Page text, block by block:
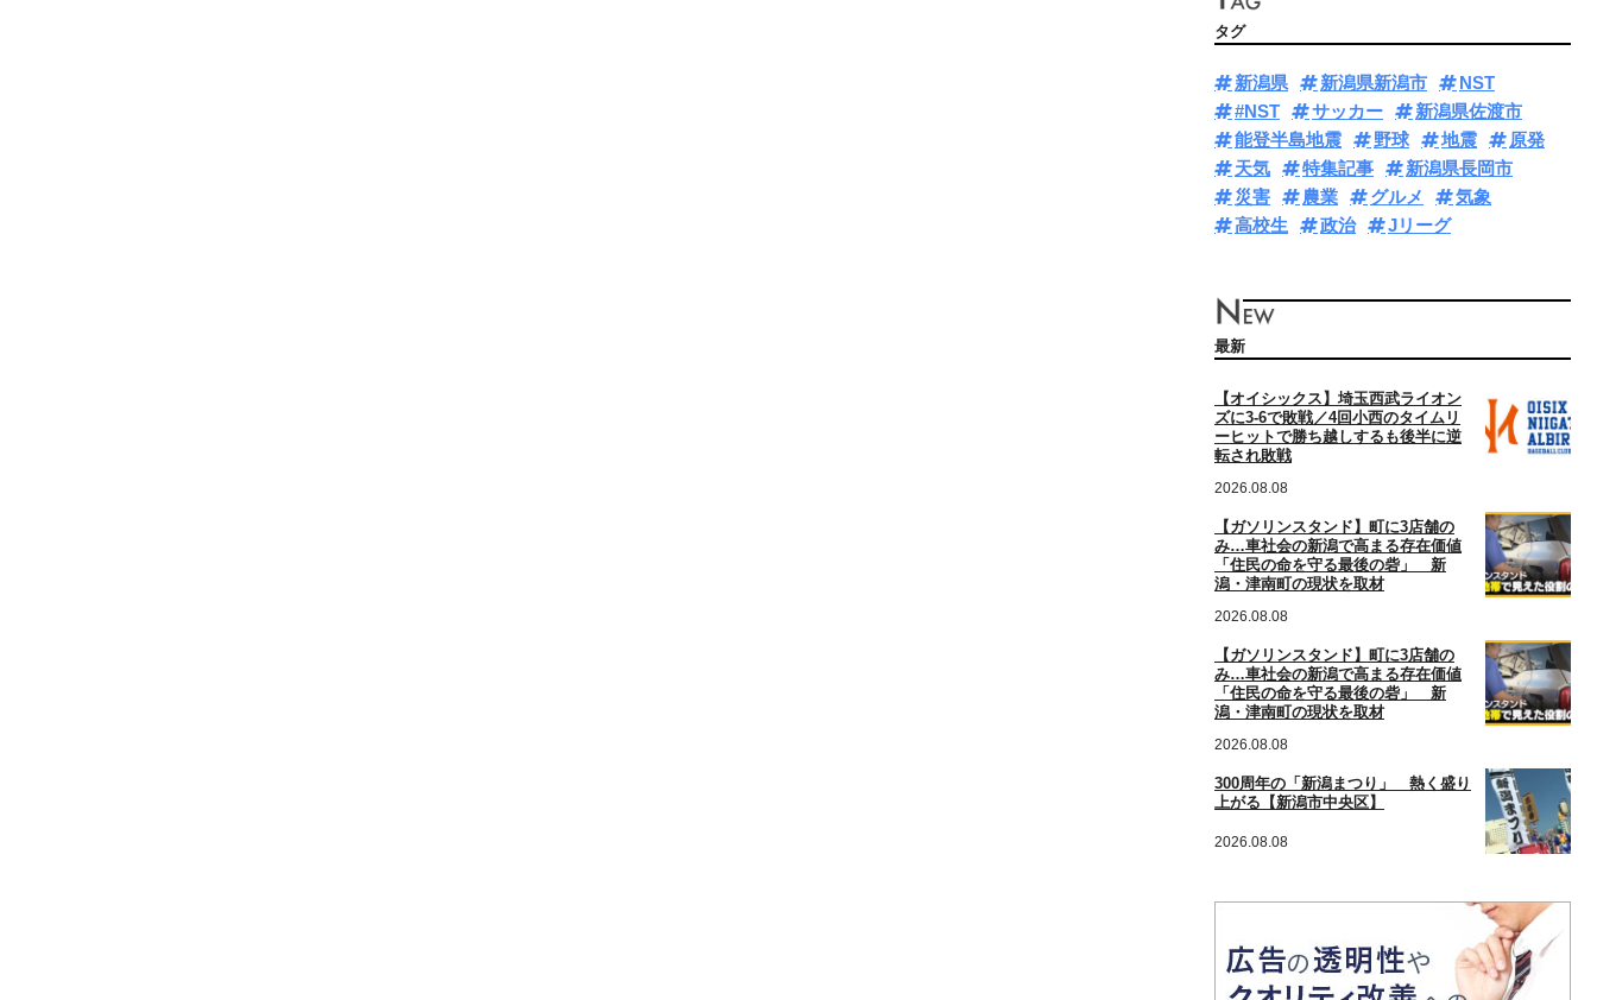
タグ
新潟県 新潟県新潟市
NST
#NST
サッカー
新潟県佐渡市
能登半島地震
野球 地震
原発
天気
特集記事
新潟県長岡市
災害
農業 グルメ
気象
高校生
政治 Jリーグ
最新
【オイシックス】埼玉西武ライオン
ズに3‐6で敗戦／4回小西のタイムリ
ーヒットで勝ち越しするも後半に逆
転され敗戦
2026.08.08
【ガソリンスタンド】町に3店舗の
み…車社会の新潟で高まる存在価値
「住民の命を守る最後の砦」 新
潟・津南町の現状を取材
2026.08.08
【ガソリンスタンド】町に3店舗の
み…車社会の新潟で高まる存在価値
「住民の命を守る最後の砦」 新
潟・津南町の現状を取材
2026.08.08
300周年の「新潟まつり」 熱く盛り
上がる【新潟市中央区】
2026.08.08